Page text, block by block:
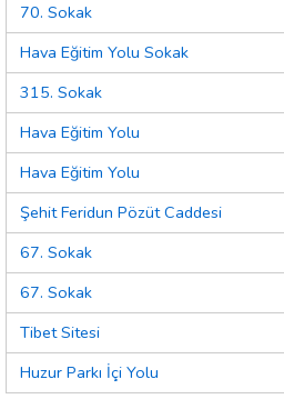
70. Sokak
Hava Eğitim Yolu Sokak
315. Sokak
Hava Eğitim Yolu
Hava Eğitim Yolu
Şehit Feridun Pözüt Caddesi
67. Sokak
67. Sokak
Tibet Sitesi
Huzur Parkı İçi Yolu